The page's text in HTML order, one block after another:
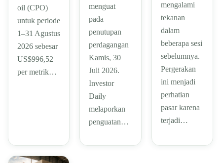
oil (CPO)
untuk periode
1–31 Agustus
2026 sebesar
US$996,52
per metrik…
menguat
pada
penutupan
perdagangan
Kamis, 30
Juli 2026.
Investor
Daily
melaporkan
penguatan…
mengalami
tekanan
dalam
beberapa sesi
sebelumnya.
Pergerakan
ini menjadi
perhatian
pasar karena
terjadi…